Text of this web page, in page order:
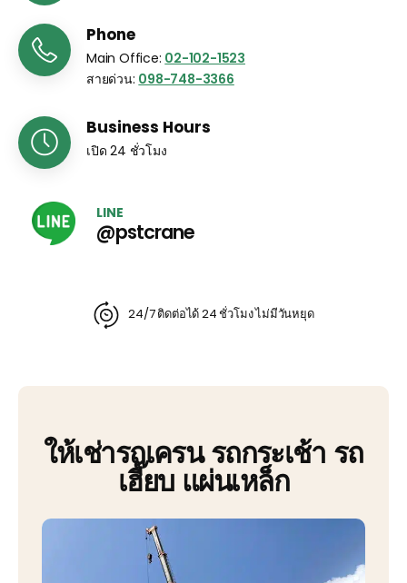
Phone
Main Office: 02-102-1523
สายด่วน: 098-748-3366
Business Hours
เปิด 24 ชั่วโมง
LINE
@pstcrane
24/7 ติดต่อได้ 24 ชั่วโมง ไม่มีวันหยุด
ให้เช่ารถเครน รถกระเช้า รถ
เฮี๊ยบ แผ่นเหล็ก